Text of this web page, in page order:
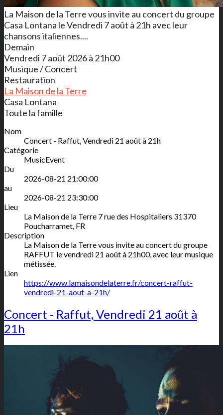
La Maison de la Terre vous invite au concert du groupe
Casa Lontana le Vendredi 7 août à 21h avec leur
chansons italiennes....
Demain
Vendredi 7 août 2026 à 21h00
Musique / Concert
Restauration
La Maison de la Terre
Casa Lontana
Toute la famille
Nom
Concert - Raffut, Vendredi 21 août à 21h
Catégorie
MusicEvent
Du
2026-08-21 21:00:00
au
2026-08-21 23:30:00
Lieu
La Maison de la Terre 7 rue des Hospitaliers 31370
Poucharramet FR
Description
La Maison de la Terre vous invite au concert du groupe
RAFFUT le vendredi 21 août à 21h00, avec leur musique
métissée.
Lien
https://www.lamaisondelaterre.fr/concert-raffut-
vendredi-21-aout-a-21h/
Concert - Raffut, Vendredi 21 août à
21h